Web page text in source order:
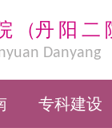
专科建设
（丹阳二
Danyang